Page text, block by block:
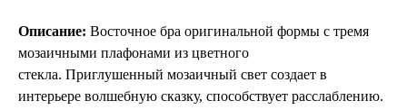
Марокканские лампы
Описание: Восточное бра оригинальной формы с тремя
мозаичными плафонами из цветного
стекла. Приглушенный мозаичный свет создает в
интерьере волшебную сказку, способствует расслаблению.